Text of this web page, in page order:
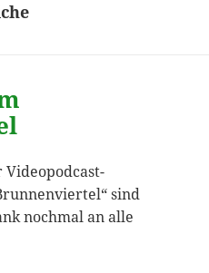
Videopodcast-
sind
nochmal an alle